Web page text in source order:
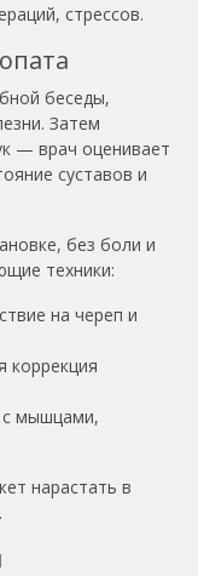
стрессов.
беседы,
Затем
— врач оценивает
суставов и
без боли и
техники:
на череп и
коррекция
с мышцами,
нарастать в